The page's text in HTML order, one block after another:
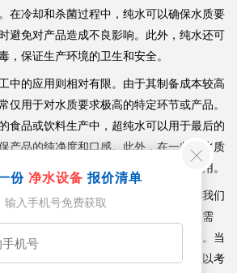
在冷却和杀菌过程中，纯水可以确保水质要
避免对产品造成不良影响。此外，纯水还可
，保证生产环境的卫生和安全。
中的应用则相对有限。由于其制备成本较高
仅用于对水质要求极高的特定环节或产品。
食品或饮料生产中，超纯水可以用于最后的
产品的纯净度和口感。此外，在一些对水质
环境中，超纯水也发挥着不可替代的作用。
质的要求以及纯水和超纯水的特点后，我们
情况下，纯水已经能够满足食品加工的需
质和安全性，又能降低生产成本和难度。当
如需要高度纯净的食品或饮料生产，可以考
份 净水设备 报价清单
输入手机号免费获取